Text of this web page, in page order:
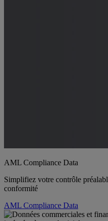
AML Compliance Data
Simplifiez votre contrôle
conformité
AML Compliance Data